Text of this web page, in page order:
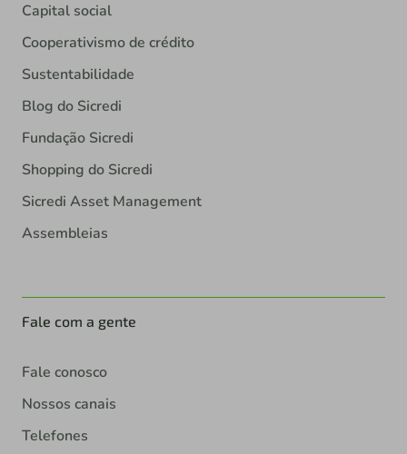
Capital social
Cooperativismo de crédito
Sustentabilidade
Blog do Sicredi
Fundação Sicredi
Shopping do Sicredi
Sicredi Asset Management
Assembleias
Fale com a gente
Fale conosco
Nossos canais
Telefones